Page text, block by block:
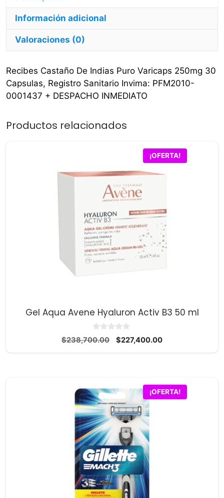
cantidad
Información adicional
Valoraciones (0)
Recibes Castaño De Indias Puro Varicaps 250mg 30
Capsulas, Registro Sanitario Invima: PFM2010-
0001437 + DESPACHO INMEDIATO
Productos relacionados
¡OFERTA!
Gel Aqua Avene Hyaluron Activ B3 50 ml
0
d
$238,700.00
El
$227,400.00El
¡OFERTA!